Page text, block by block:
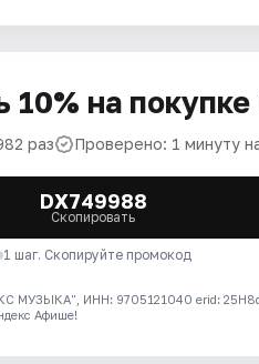
10% на покупке
раз Проверено: 1 минуту
DX749988
Скопировать
1 шаг. Скопируйте промокод
МУЗЫКА", ИНН: 9705121040 erid:
Афише!